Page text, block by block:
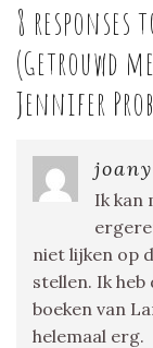
8 responses
(Getrouwd
Jennifer
Ik kan
niet lijken op
stellen. Ik
boeken van
helemaal erg.